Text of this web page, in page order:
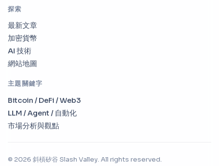
探索
最新文章
加密貨幣
AI 技術
網站地圖
主題關鍵字
Bitcoin / DeFi / Web3
LLM / Agent / 自動化
市場分析與觀點
© 2026 斜槓矽谷 Slash Valley. All rights reserved.